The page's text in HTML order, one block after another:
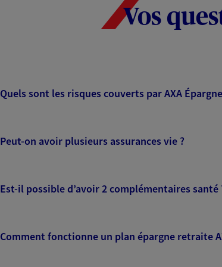
Vos
Quels sont les risques couverts par AXA
Peut-on avoir plusieurs assurances vie ?
Est-il possible d’avoir 2 complémentaires santé
Comment fonctionne un plan épargne retraite